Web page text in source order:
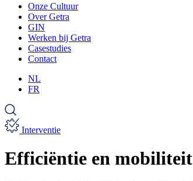
Onze Cultuur
Over Getra
GIN
Werken bij Getra
Casestudies
Contact
NL
FR
Interventie
Efficiëntie en mobiliteit